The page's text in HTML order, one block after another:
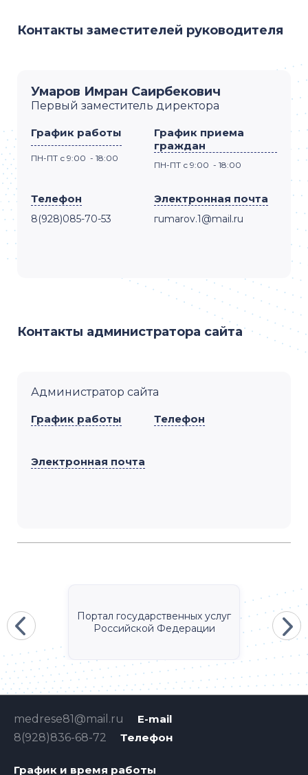
Контакты заместителей руководителя
Умаров Имран Саирбекович
Первый заместитель директора
График работы
ПН-ПТ с 9:00 - 18:00
График приема
граждан
ПН-ПТ с 9:00 - 18:00
Телефон
8(928)085-70-53
Электронная почта
гumarov.1@mail.ru
Контакты администратора сайта
Администратор сайта
График работы Телефон
Электронная почта
Портал государственных услуг
Российской Федерации
E-mail
medrese81@mail.ru
Телефон
8(928)836-68-72
График и время работы